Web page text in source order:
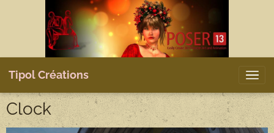
Tipol Créations
Clock